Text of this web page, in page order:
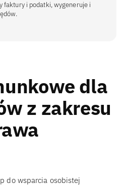
faktury i podatki, wygeneruje i
dla
z zakresu
do wsparcia osobistej